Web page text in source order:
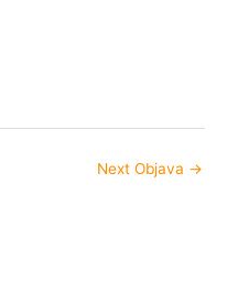
Next Objava →